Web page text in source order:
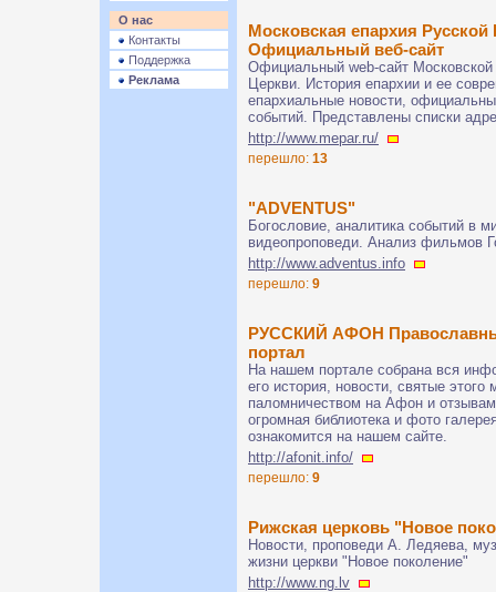
О нас
Контакты
Поддержка
Реклама
Московская епархия
Официальный веб-сайт
Официальный web-сайт
Церкви. История епархии и ее
епархиальные новости,
событий. Представлены списки
http://www.mepar.ru/
перешло: 13
"ADVENTUS"
Богословие, аналитика событий в
видеопроповеди. Анализ фильмов
http://www.adventus.info
перешло: 9
РУССКИЙ АФОН
портал
На нашем портале собрана вся
его история, новости, святые этого
паломничеством на Афон и
огромная библиотека и фото
ознакомится на нашем сайте.
http://afonit.info/
перешло: 9
Рижская церковь "Новое
Новости, проповеди А. Ледяева,
жизни церкви "Новое поколение"
http://www.ng.lv